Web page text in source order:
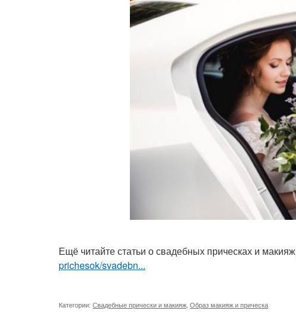
Ещё читайте статьи о свадебных прическах и макияж
prichesok/svadebn...
Категории: Свадебные прически и макияж, Образ макияж и прическа